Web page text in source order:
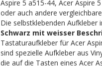
Aspire 5 a515-44, Acer Aspire
oder auch andere
Die selbstklebenden Aufkleber
Schwarz mit weisser
Tastaturaufkleber für Acer
sind spezielle Aufkleber aus
die auf die Tasten eines Acer